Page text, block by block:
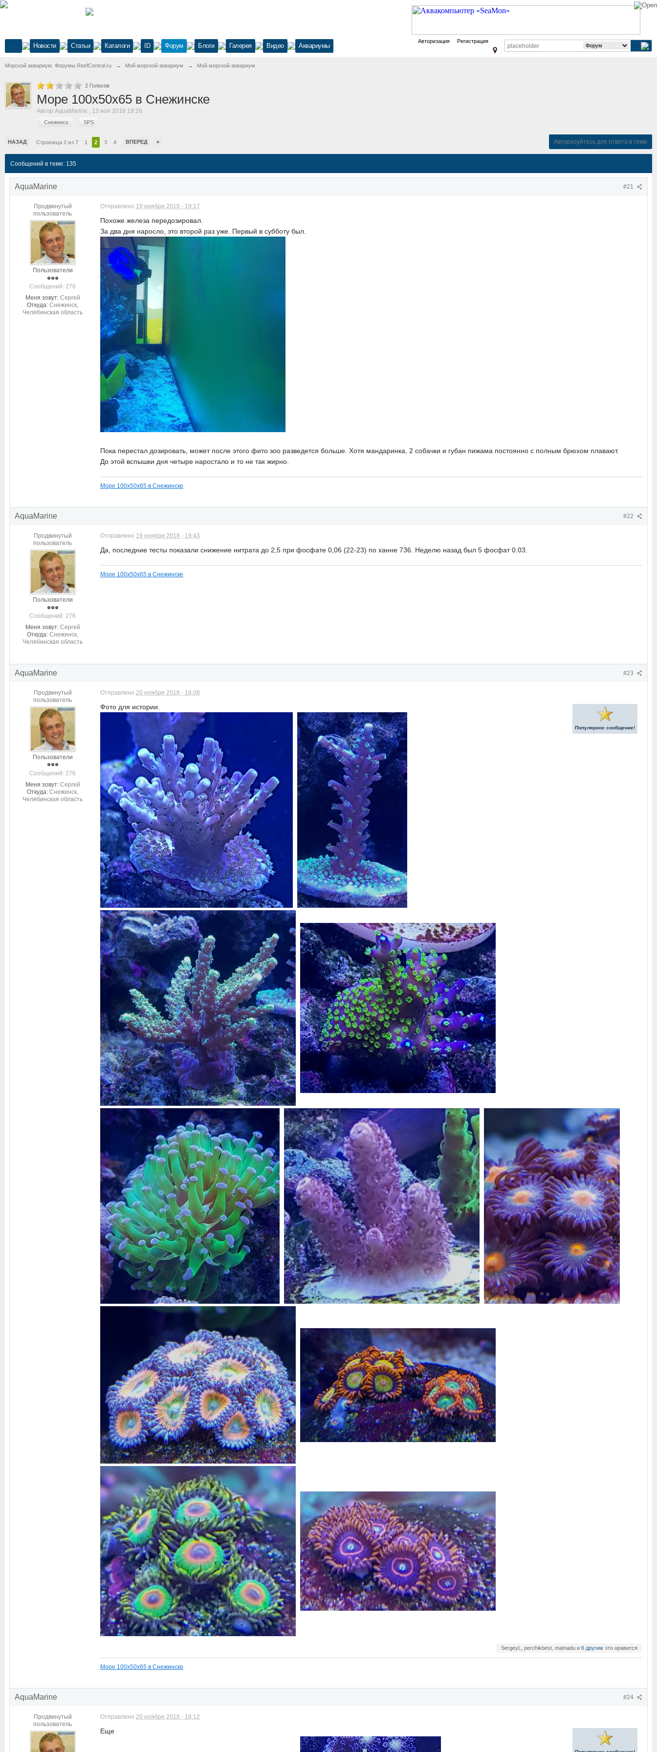
Новости Статьи Каталоги ID Форум Блоги Галерея Видео Аквариумы
Авторизация Регистрация
Морской аквариум. Форумы ReefCentral.ru → Мой морской аквариум → Мой морской аквариум
2 Голосов
Море 100х50х65 в Снежинске
Автор AquaMarine , 13 ноя 2018 19:26
Снежинск SPS
НАЗАД Страница 2 из 7 1 2 3 4 ВПЕРЕД » Авторизуйтесь для ответа в теме
Сообщений в теме: 135
#21
AquaMarine
Продвинутый
пользователь
Пользователи
Cообщений: 276
Меня зовут: Сергей
Откуда: Снежинск,
Челябинская область
Отправлено 19 ноября 2018 - 19:17
Похоже железа передозировал.
За два дня наросло, это второй раз уже. Первый в субботу был.
Пока перестал дозировать, может после этого фито зоо разведется больше. Хотя мандаринка, 2 собачки и губан пижама постоянно с полным брюхом плавают.
До этой вспышки дня четыре наростало и то не так жирно.
Море 100х50х65 в Снежинске
#22
AquaMarine
Продвинутый
пользователь
Пользователи
Cообщений: 276
Меня зовут: Сергей
Откуда: Снежинск,
Челябинская область
Отправлено 19 ноября 2018 - 19:43
Да, последние тесты показали снижение нитрата до 2,5 при фосфате 0,06 (22-23) по ханне 736. Неделю назад был 5 фосфат 0.03.
Море 100х50х65 в Снежинске
#23
AquaMarine
Продвинутый
пользователь
Пользователи
Cообщений: 276
Меня зовут: Сергей
Откуда: Снежинск,
Челябинская область
Отправлено 20 ноября 2018 - 18:08
Популярное сообщение!
Фото для истории.
SergeyL, perchikbest, mamadu и 6 другим это нравится
Море 100х50х65 в Снежинске
#24
AquaMarine
Продвинутый
пользователь
Отправлено 20 ноября 2018 - 18:12
Еще